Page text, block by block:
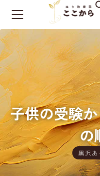
子供の受験
の
黒沢